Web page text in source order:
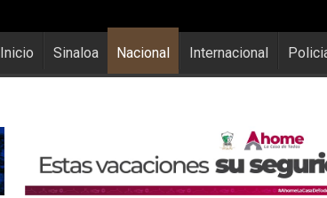
Inicio Sinaloa Nacional Internacional